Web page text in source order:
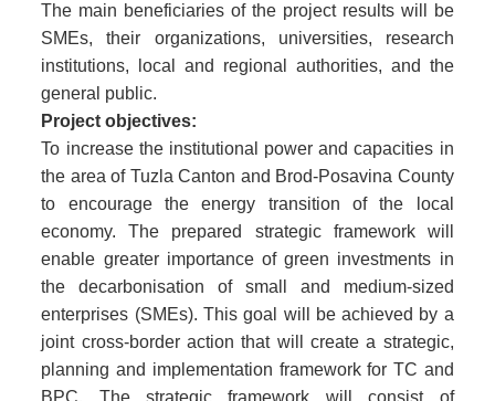
The main beneficiaries of the project results will be
SMEs, their organizations, universities, research
institutions, local and regional authorities, and the
general public.
Project objectives:
To increase the institutional power and capacities in
the area of Tuzla Canton and Brod-Posavina County
to encourage the energy transition of the local
economy. The prepared strategic framework will
enable greater importance of green investments in
the decarbonisation of small and medium-sized
enterprises (SMEs). This goal will be achieved by a
joint cross-border action that will create a strategic,
planning and implementation framework for TC and